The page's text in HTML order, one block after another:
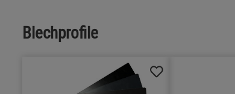
Blechprofile